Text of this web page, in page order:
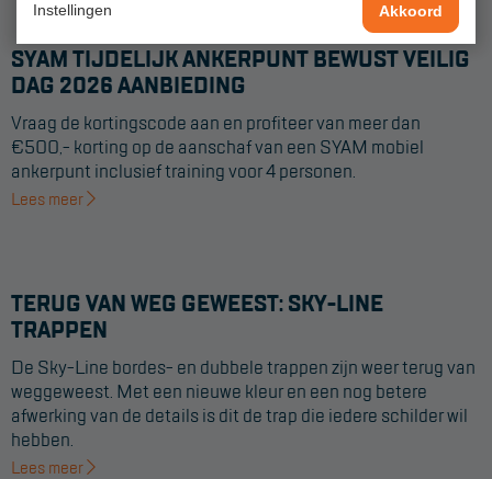
Instellingen Akkoord
Product video's
Blog
SUPPORT
Veelgestelde vragen
Wet- en regelgeving
Garantie
Algemene voorwaarden
SYAM TIJDELIJK ANKERPUNT BEWUST VEILIG
DAG 2026 AANBIEDING
Vraag de kortingscode aan en profiteer van meer dan
€500,- korting op de aanschaf van een SYAM mobiel
ankerpunt inclusief training voor 4 personen.
Lees meer
TERUG VAN WEG GEWEEST: SKY-LINE
TRAPPEN
De Sky-Line bordes- en dubbele trappen zijn weer terug van
weggeweest. Met een nieuwe kleur en een nog betere
afwerking van de details is dit de trap die iedere schilder wil
hebben.
Lees meer